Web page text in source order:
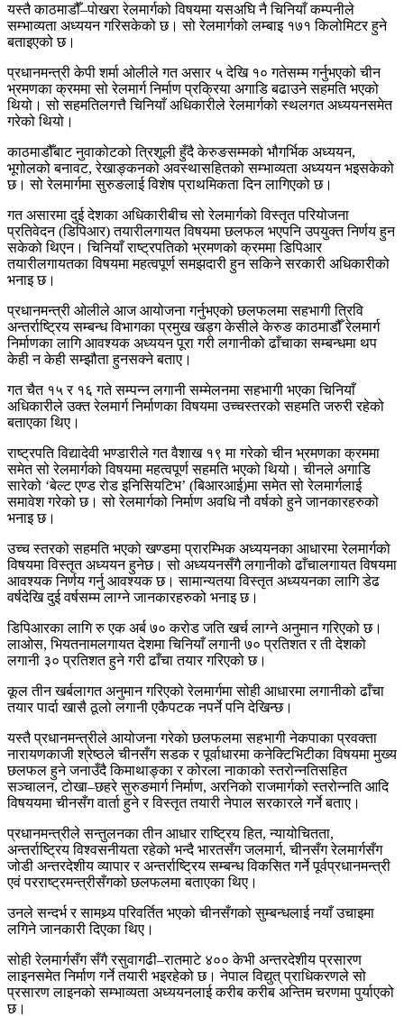
यस्तै काठमाडौँ–पोखरा रेलमार्गको विषयमा यसअघि नै चिनियाँ कम्पनीले
सम्भाव्यता अध्ययन गरिसकेको छ। सो रेलमार्गको लम्बाइ १७१ किलोमिटर हुने
बताइएको छ।
प्रधानमन्त्री केपी शर्मा ओलीले गत असार ५ देखि १० गतेसम्म गर्नुभएको चीन
भ्रमणका क्रममा सो रेलमार्ग निर्माण प्रक्रिया अगाडि बढाउने सहमति भएको
थियो। सो सहमतिलगत्तै चिनियाँ अधिकारीले रेलमार्गको स्थलगत अध्ययनसमेत
गरेको थियो।
काठमाडौँबाट नुवाकोटको त्रिशूली हुँदै केरुङसम्मको भौगर्भिक अध्ययन,
भूगोलको बनावट, रेखाङ्कनको अवस्थासहितको सम्भाव्यता अध्ययन भइसकेको
छ। सो रेलमार्गमा सुरुङलाई विशेष प्राथमिकता दिन लागिएको छ।
गत असारमा दुई देशका अधिकारीबीच सो रेलमार्गको विस्तृत परियोजना
प्रतिवेदन (डिपिआर) तयारीलगायत विषयमा छलफल भएपनि उपयुक्त निर्णय हुन
सकेको थिएन। चिनियाँ राष्ट्रपतिको भ्रमणको क्रममा डिपिआर
तयारीलगायतका विषयमा महत्वपूर्ण समझदारी हुन सकिने सरकारी अधिकारीको
भनाइ छ।
प्रधानमन्त्री ओलीले आज आयोजना गर्नुभएको छलफलमा सहभागी त्रिवि
अन्तर्राष्ट्रिय सम्बन्ध विभागका प्रमुख खड्ग केसीले केरुङ काठमाडौँ रेलमार्ग
निर्माणका लागि आवश्यक अध्ययन पूरा गरी लगानीको ढाँचाका सम्बन्धमा थप
केही न केही सम्झौता हुनसक्ने बताए।
गत चैत १५ र १६ गते सम्पन्न लगानी सम्मेलनमा सहभागी भएका चिनियाँ
अधिकारीले उक्त रेलमार्ग निर्माणका विषयमा उच्चस्तरको सहमति जरुरी रहेको
बताएका थिए।
राष्ट्रपति विद्यादेवी भण्डारीले गत वैशाख १९ मा गरेकाे चीन भ्रमणका क्रममा
समेत सो रेलमार्गको विषयमा महत्वपूर्ण सहमति भएको थियो। चीनले अगाडि
सारेको ‘बेल्ट एण्ड रोड इनिसियटिभ’ (बिआरआई)मा समेत सो रेलमार्गलाई
समावेश गरेको छ। सो रेलमार्गको निर्माण अवधि नौ वर्षको हुने जानकारहरुको
भनाइ छ।
उच्च स्तरको सहमति भएको खण्डमा प्रारम्भिक अध्ययनका आधारमा रेलमार्गको
विषयमा विस्तृत अध्ययन हुनेछ। सो अध्ययनसँगै लगानीको ढाँचालगायत विषयमा
आवश्यक निर्णय गर्नु आवश्यक छ। सामान्यतया विस्तृत अध्ययनका लागि डेढ
वर्षदेखि दुई वर्षसम्म लाग्ने जानकारहरुको भनाइ छ।
डिपिआरका लागि रु एक अर्ब ७० करोड जति खर्च लाग्ने अनुमान गरिएको छ।
लाओस, भियतनामलगायत देशमा चिनियाँ लगानी ७० प्रतिशत र ती देशको
लगानी ३० प्रतिशत हुने गरी ढाँचा तयार गरिएको छ।
कूल तीन खर्बलागत अनुमान गरिएको रेलमार्गमा सोही आधारमा लगानीको ढाँचा
तयार पार्दा खासै ठूलो लगानी एकैपटक नपर्ने पनि देखिन्छ।
यस्तै प्रधानमन्त्रीले आयोजना गरेकाे छलफलमा सहभागी नेकपाका प्रवक्ता
नारायणकाजी श्रेष्ठले चीनसँग सडक र पूर्वाधारमा कनेक्टिभिटीका विषयमा मुख्य
छलफल हुने जनाउँदै किमाथाङ्का र कोरला नाकाको स्तरोन्नतिसहित
सञ्चालन, टोखा–छहरे सुरुङमार्ग निर्माण, अरनिको राजमार्गको स्तरोन्नति आदि
विषययमा चीनसँग वार्ता हुने र विस्तृत तयारी नेपाल सरकारले गर्ने बताए।
प्रधानमन्त्रीले सन्तुलनका तीन आधार राष्ट्रिय हित, न्यायोचितता,
अन्तर्राष्ट्रिय विश्वसनीयता रहेको भन्दै भारतसँग जलमार्ग, चीनसँग रेलमार्गसँग
जोडी अन्तरदेशीय व्यापार र अन्तर्राष्ट्रिय सम्बन्ध विकसित गर्ने पूर्वप्रधानमन्त्री
एवं परराष्ट्रमन्त्रीसँगको छलफलमा बताएका थिए।
उनले सन्दर्भ र सामथ्र्य परिवर्तित भएको चीनसँगको सुम्बन्धलाई नयाँ उचाइमा
लगिने जानकारी दिएका थिए।
सोही रेलमार्गसँग सँगै रसुवागढी–रातमाटे ४०० केभी अन्तरदेशीय प्रसारण
लाइनसमेत निर्माण गर्ने तयारी भइरहेको छ। नेपाल विद्युत् प्राधिकरणले सो
प्रसारण लाइनको सम्भाव्यता अध्ययनलाई करीब करीब अन्तिम चरणमा पुर्याएको
छ।